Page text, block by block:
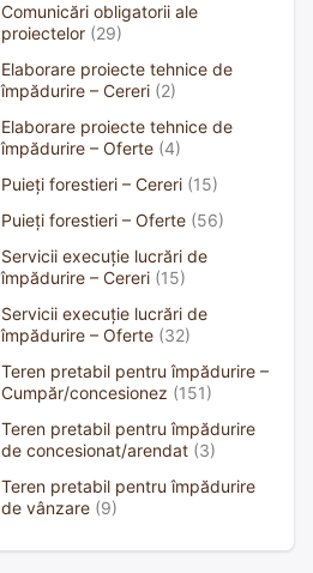
Comunicări obligatorii ale
proiectelor (29)
Elaborare proiecte tehnice de
împădurire – Cereri (2)
Elaborare proiecte tehnice de
împădurire – Oferte (4)
Puieți forestieri – Cereri (15)
Puieți forestieri – Oferte (56)
Servicii execuție lucrări de
împădurire – Cereri (15)
Servicii execuție lucrări de
împădurire – Oferte (32)
Teren pretabil pentru împădurire –
Cumpăr/concesionez (151)
Teren pretabil pentru împădurire
de concesionat/arendat (3)
Teren pretabil pentru împădurire
de vânzare (9)